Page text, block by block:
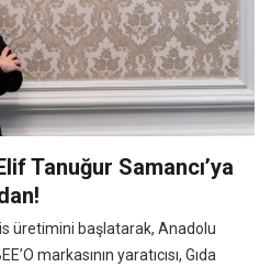
Tanuğur Samancı’ya
üretimini başlatarak, Anadolu
markasının yaratıcısı, Gıda